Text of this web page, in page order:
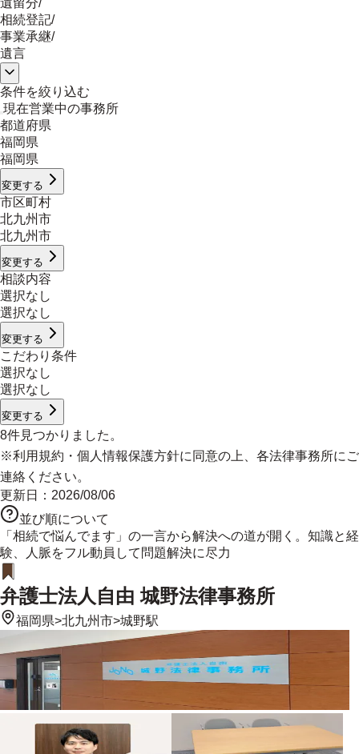
遺留分/
相続登記/
事業承継/
遺言
条件を絞り込む
現在営業中の事務所
都道府県
福岡県
福岡県
変更する
市区町村
北九州市
北九州市
変更する
相談内容
選択なし
選択なし
変更する
こだわり条件
選択なし
選択なし
変更する
8件見つかりました。
※利用規約 ・ 個人情報保護方針に同意の上、各法律事務所にご
連絡ください。
更新日： 2026/08/06
並び順について
「相続で悩んでます」の一言から解決への道が開く。知識と経
験、人脈をフル動員して問題解決に尽力
弁護士法人自由 城野法律事務所
福岡県>北九州市>城野駅